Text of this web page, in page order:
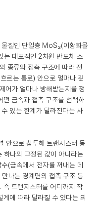
질인 단일층 MoS₂(이황화몰
는 대표적인 2차원 반도체 소
종류와 접촉 구조에 따라 전
르는 통로) 안으로 얼마나 깊
어가 얼마나 방해받는지를 정
떤 금속과 접촉 구조를 선택하
있는 한계가 달라진다는 사
안으로 침투해 트랜지스터 동
하나의 고정된 값이 아니라는
(금속에서 전자를 꺼내는 데
나는 경계면의 접촉 구조 등
즉 트랜지스터를 어디까지 작
에 따라 달라질 수 있다는 의